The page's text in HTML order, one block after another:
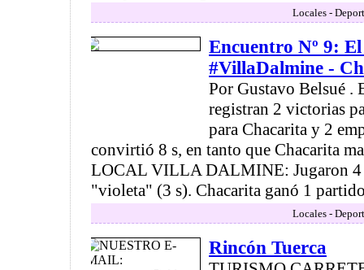
Locales -
Encuentro Nº 9:
#VillaDalmine -
Por Gustavo Belsué .
registran 2 victorias
para Chacarita y 2
convirtió 8 s, en tanto que Chacarita
LOCAL VILLA DALMINE: Jugaron 4
"violeta" (3 s). Chacarita ganó 1
Locales -
Rincón Tuerca